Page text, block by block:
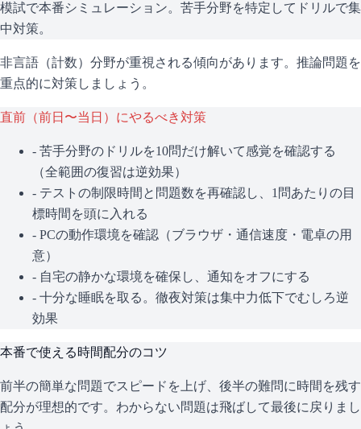
模試で本番シミュレーション。苦手分野を特定してドリルで集
中対策。
非言語（計数）分野が重視される傾向があります。推論問題を
重点的に対策しましょう。
直前（前日〜当日）にやるべき対策
- 苦手分野のドリルを10問だけ解いて感覚を確認する
（全範囲の復習は逆効果）
- テストの制限時間と問題数を再確認し、1問あたりの目
標時間を頭に入れる
- PCの動作環境を確認（ブラウザ・通信速度・電卓の用
意）
- 自宅の静かな環境を確保し、通知をオフにする
- 十分な睡眠を取る。徹夜対策は集中力低下でむしろ逆
効果
本番で使える時間配分のコツ
前半の簡単な問題でスピードを上げ、後半の難問に時間を残す
配分が理想的です。わからない問題は飛ばして最後に戻りまし